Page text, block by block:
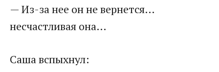
— Из-за нее он не вернется…
несчастливая она…
Саша вспыхнул: